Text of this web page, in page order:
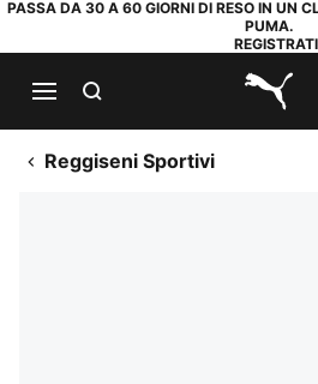
PASSA DA 30 A 60 GIORNI DI RESO IN UN
PUMA.
REGISTRATI
Reggiseni Sportivi